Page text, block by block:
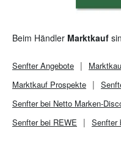
Beim Händler Marktkauf
SenfterAngebote
Marktkauf Prospekte
Senfter bei Netto Marken-
Senfter bei REWE
Senfter